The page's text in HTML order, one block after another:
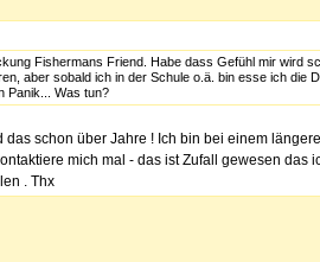
Fishermans Friend. Habe dass Gefühl mir wird
aber sobald ich in der Schule o.ä. bin esse ich die
Panik... Was tun?
schon über Jahre ! Ich bin bei einem
mich mal - das ist Zufall gewesen
. Thx